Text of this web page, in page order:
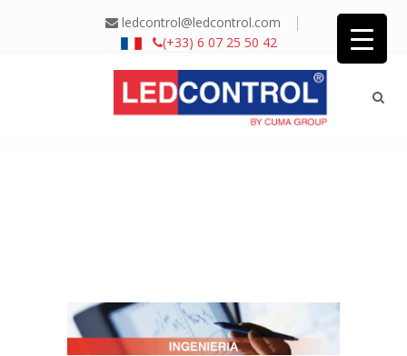
ledcontrol@ledcontrol.com |
(+33) 6 07 25 50 42